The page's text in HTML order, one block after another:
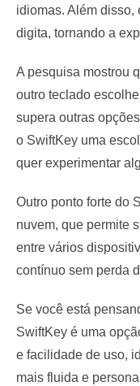
idiomas. Além disso,
digita, tornando a
A pesquisa mostrou
outro teclado
supera outras
o SwiftKey uma
quer experimentar
Outro ponto forte do
nuvem, que permite
entre vários
contínuo sem perda
Se você está
SwiftKey é uma
e facilidade de uso,
mais fluida e